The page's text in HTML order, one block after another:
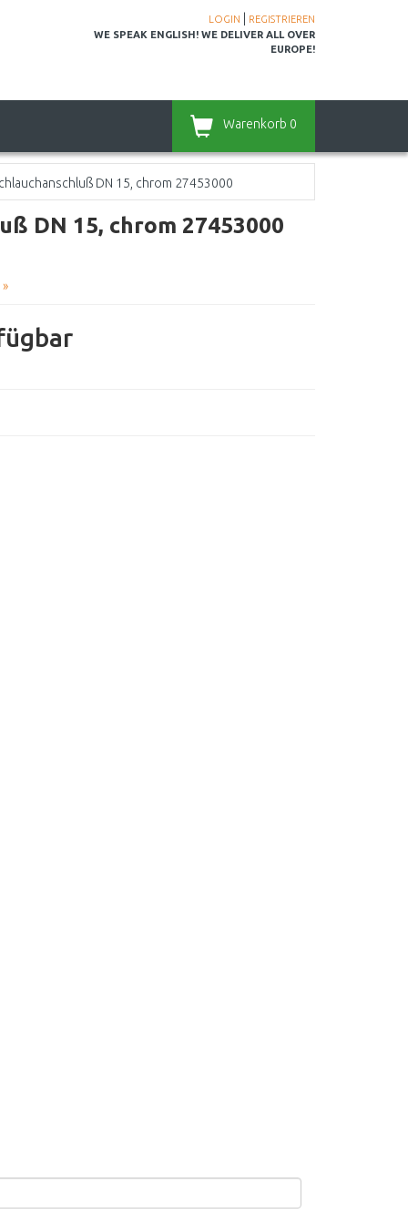
LOGIN
REGISTRIEREN
WE SPEAK ENGLISH! WE DELIVER ALL OVER
EUROPE!
Warenkorb 0
DN 15, chrom 27453000
DN 15, chrom 27453000